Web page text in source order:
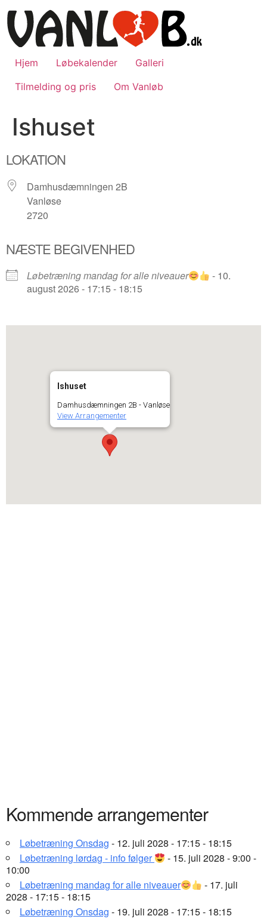
til
indhold
Hjem Løbekalender
Galleri
Tilmelding og pris
Om Vanløb
Ishuset
LOKATION
Damhusdæmningen 2B
Vanløse
2720
NÆSTE BEGIVENHED
Løbetræning mandag for alle niveauer
- 10.
august 2026 - 17:15 - 18:15
Ishuset
Damhusdæmningen 2B - Vanløse
View Arrangementer
Kommende arrangementer
Løbetræning Onsdag - 12. juli 2028 - 17:15 - 18:15
Løbetræning lørdag - info følger
- 15. juli 2028 - 9:00 -
10:00
Løbetræning mandag for alle niveauer
- 17. juli
2028 - 17:15 - 18:15
Løbetræning Onsdag - 19. juli 2028 - 17:15 - 18:15